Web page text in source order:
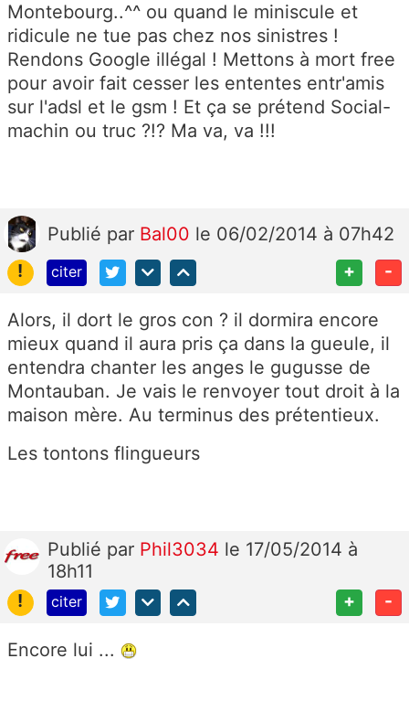
Montebourg..^^ ou quand le miniscule et
ridicule ne tue pas chez nos sinistres !
Rendons Google illégal ! Mettons à mort free
pour avoir fait cesser les ententes entr'amis
sur l'adsl et le gsm ! Et ça se prétend Social-
machin ou truc ?!? Ma va, va !!!
Publié par Bal00 le 06/02/2014 à 07h42
!
citer + -
Alors, il dort le gros con ? il dormira encore
mieux quand il aura pris ça dans la gueule, il
entendra chanter les anges le gugusse de
Montauban. Je vais le renvoyer tout droit à la
maison mère. Au terminus des prétentieux.
Les tontons flingueurs
Publié par Phil3034 le 17/05/2014 à
18h11
!
citer + -
Encore lui ...